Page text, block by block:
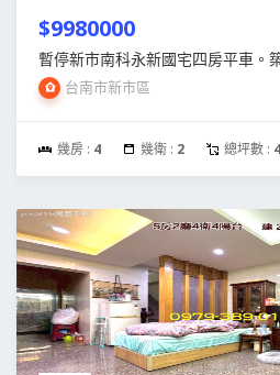
$9980000
暫停新市南科永新國宅四房平車。
台南市新市區
幾房 : 4 幾衛 : 2 總坪數 :